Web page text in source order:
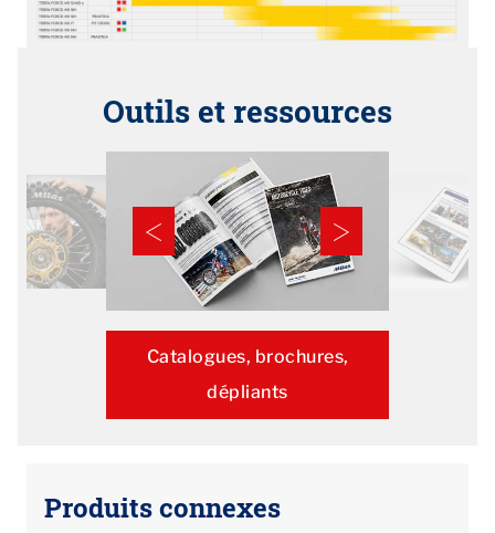
Outils et ressources
Catalogues, brochures,
dépliants
Produits connexes